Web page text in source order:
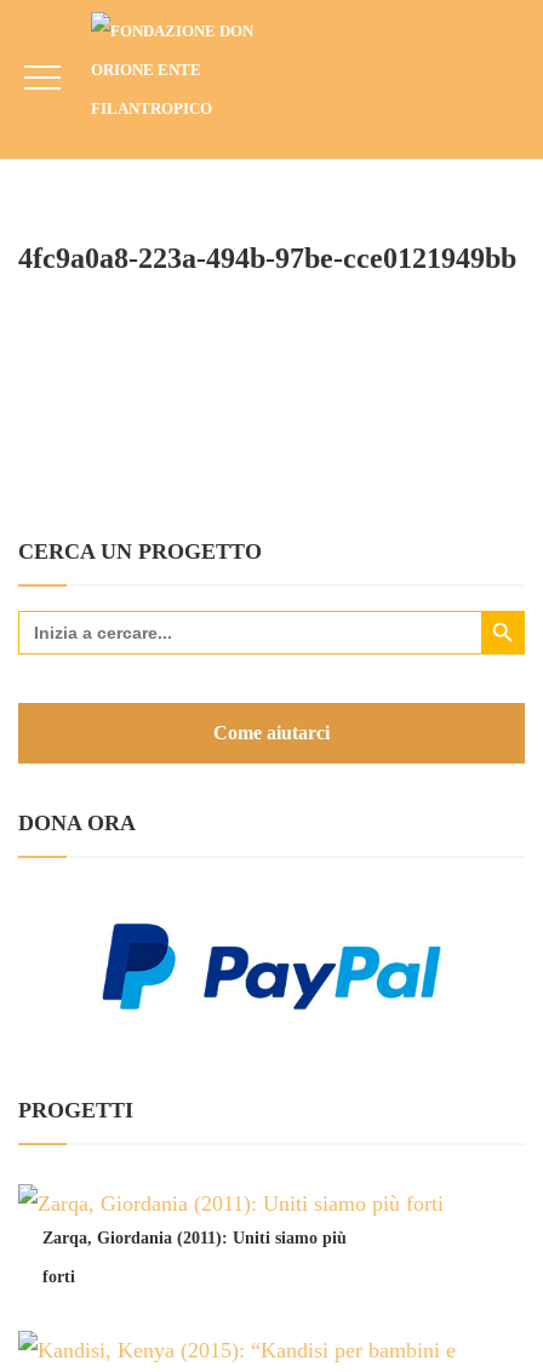
4fc9a0a8-223a-494b-97be-Cce0121949bb
HOME
4FC9A0A8-223A-494B-97BE-CCE0121949BB
4fc9a0a8-223a-494b-97be-cce0121949bb
CERCA UN PROGETTO
Search
for:
Search Button
Come aiutarci
DONA ORA
PROGETTI
Zarqa, Giordania (2011): Uniti siamo più
forti